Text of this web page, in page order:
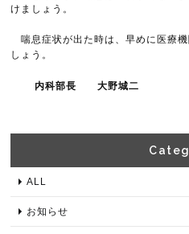
けましょう。
喘息症状が出た時は、早めに医療
しょう。
内科部長 大野城二
ALL
お知らせ